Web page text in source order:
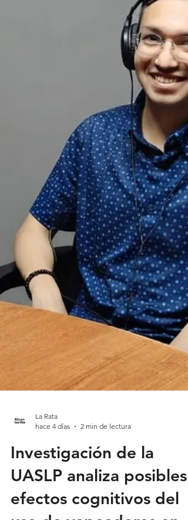
este insumo a productores, estudiantes y
público en general. El doctor, responsable
del proyecto, informó que la universidad
mantiene abierta la posibilidad de que
cualquier persona interesad